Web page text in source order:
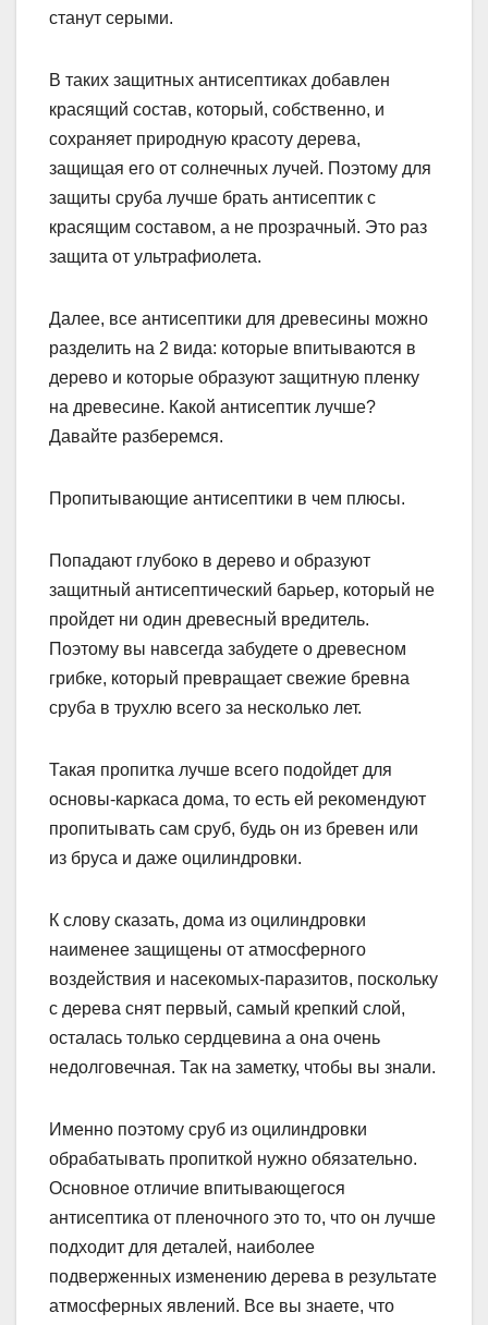
станут серыми.
В таких защитных антисептиках добавлен
красящий состав, который, собственно, и
сохраняет природную красоту дерева,
защищая его от солнечных лучей. Поэтому для
защиты сруба лучше брать антисептик с
красящим составом, а не прозрачный. Это раз
защита от ультрафиолета.
Далее, все антисептики для древесины можно
разделить на 2 вида: которые впитываются в
дерево и которые образуют защитную пленку
на древесине. Какой антисептик лучше?
Давайте разберемся.
Пропитывающие антисептики в чем плюсы.
Попадают глубоко в дерево и образуют
защитный антисептический барьер, который не
пройдет ни один древесный вредитель.
Поэтому вы навсегда забудете о древесном
грибке, который превращает свежие бревна
сруба в трухлю всего за несколько лет.
Такая пропитка лучше всего подойдет для
основы-каркаса дома, то есть ей рекомендуют
пропитывать сам сруб, будь он из бревен или
из бруса и даже оцилиндровки.
К слову сказать, дома из оцилиндровки
наименее защищены от атмосферного
воздействия и насекомых-паразитов, поскольку
с дерева снят первый, самый крепкий слой,
осталась только сердцевина а она очень
недолговечная. Так на заметку, чтобы вы знали.
Именно поэтому сруб из оцилиндровки
обрабатывать пропиткой нужно обязательно.
Основное отличие впитывающегося
антисептика от пленочного это то, что он лучше
подходит для деталей, наиболее
подверженных изменению дерева в результате
атмосферных явлений. Все вы знаете, что